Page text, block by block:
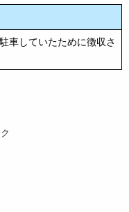
車していたために徴収さ